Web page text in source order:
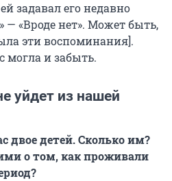
задавал его недавно
— «Вроде нет». Может быть,
эти воспоминания].
могла и забыть.
уйдет из нашей
двое детей. Сколько им?
о том, как проживали